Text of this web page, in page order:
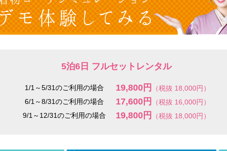
5泊6日 フルセットレンタル
1/1～5/31のご利用の場合 19,800円
（税抜 18,000円）
6/1～8/31のご利用の場合
17,600円
（税抜 16,000円）
9/1～12/31のご利用の場合
19,800円 （税抜 18,000円）